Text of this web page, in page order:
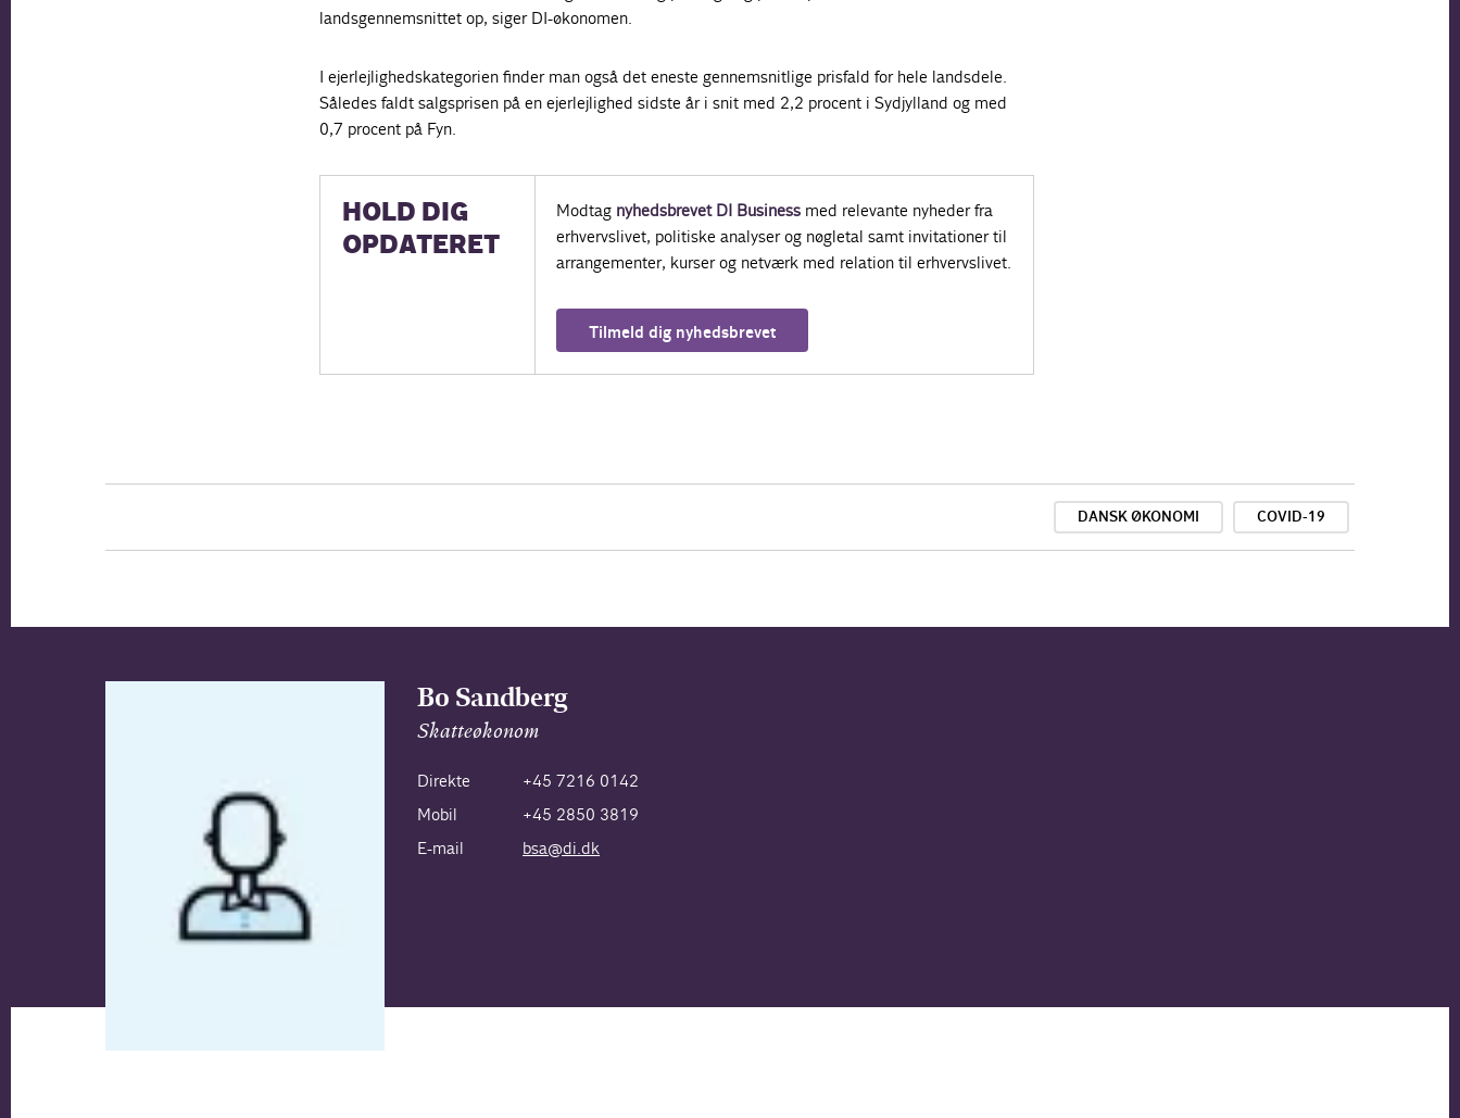
landsgennemsnittet op, siger DI-økonomen.
I ejerlejlighedskategorien finder man også det eneste gennemsnitlige prisfald for hele landsdele.
Således faldt salgsprisen på en ejerlejlighed sidste år i snit med 2,2 procent i Sydjylland og med
0,7 procent på Fyn.
HOLD DIG
OPDATERET
Modtag nyhedsbrevet DI Businessmed relevante nyheder fra
erhvervslivet, politiske analyser og nøgletal samt invitationer til
arrangementer, kurser og netværk med relation til erhvervslivet.
Tilmeld dig nyhedsbrevet
DANSK ØKONOMI COVID-19
Bo Sandberg
Skatteøkonom
Direkte
+45 7216 0142
Mobil
+45 2850 3819
E-mail
bsa@di.dk